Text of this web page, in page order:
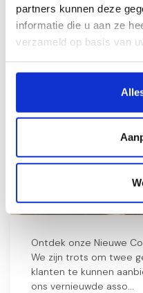
partners kunnen deze
informatie die u aan ze
verzameld op basis van
23
AUG
2024
Nieuw bij
Prachtige
Little Dutch en
Ontdek onze Nieuwe
We zijn trots om twee
klanten te kunnen
ons vernieuwde asso...